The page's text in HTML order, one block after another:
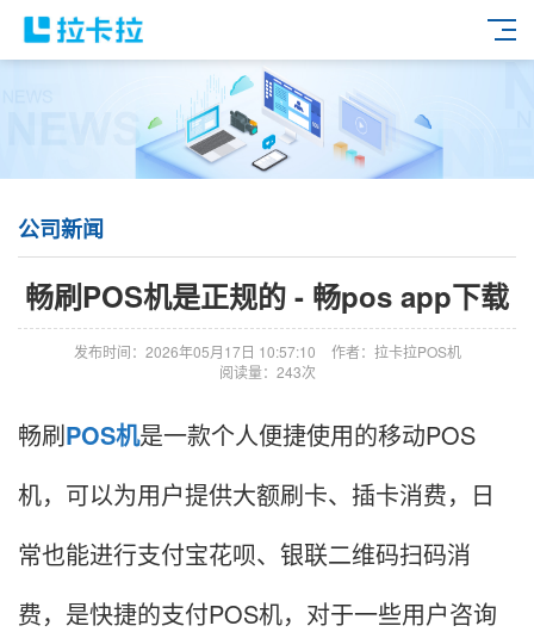
公司新闻
畅刷POS机是正规的 - 畅pos app下载
发布时间：2026年05月17日 10:57:10
作者：拉卡拉POS机
阅读量：243次
畅刷POS机是一款个人便捷使用的移动POS
机，可以为用户提供大额刷卡、插卡消费，日
常也能进行支付宝花呗、银联二维码扫码消
费，是快捷的支付POS机，对于一些用户咨询